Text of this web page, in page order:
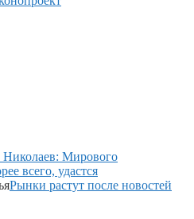
Николаев: Мирового
всего, удастся
Рынки растут после новостей